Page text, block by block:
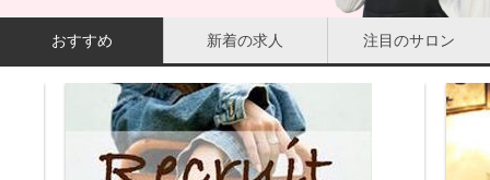
引きずることにもなりかねません。体調不良を放っておく
と、免疫力を下げてしまい風邪を引きやすくなってしまい
ます。
秋冬には風邪だけでなくインフルエンザも流行ってくるの
免疫力が低下したままではインフルエンザに感染する
おすすめ 新着の求人 注目のサロン